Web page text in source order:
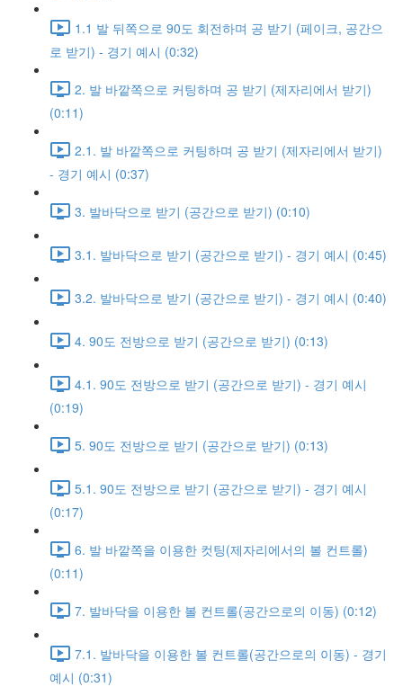
1.1 발 뒤쪽으로 90도 회전하며 공 받기 (페이크, 공간으
로 받기) - 경기 예시 (0:32)
2. 발 바깥쪽으로 커팅하며 공 받기 (제자리에서 받기)
(0:11)
2.1. 발 바깥쪽으로 커팅하며 공 받기 (제자리에서 받기)
- 경기 예시 (0:37)
3. 발바닥으로 받기 (공간으로 받기) (0:10)
3.1. 발바닥으로 받기 (공간으로 받기) - 경기 예시 (0:45)
3.2. 발바닥으로 받기 (공간으로 받기) - 경기 예시 (0:40)
4. 90도 전방으로 받기 (공간으로 받기) (0:13)
4.1. 90도 전방으로 받기 (공간으로 받기) - 경기 예시
(0:19)
5. 90도 전방으로 받기 (공간으로 받기) (0:13)
5.1. 90도 전방으로 받기 (공간으로 받기) - 경기 예시
(0:17)
6. 발 바깥쪽을 이용한 컷팅(제자리에서의 볼 컨트롤)
(0:11)
7. 발바닥을 이용한 볼 컨트롤(공간으로의 이동) (0:12)
7.1. 발바닥을 이용한 볼 컨트롤(공간으로의 이동) - 경기
예시 (0:31)